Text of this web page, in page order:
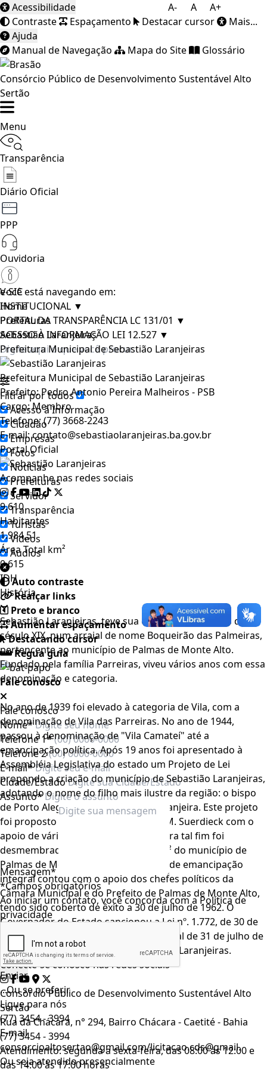
A- A A+
Acessibilidade
Contraste
Espaçamento Destacar cursor
Mais...
Ajuda
Manual de Navegação
Mapa do Site Glossário
Consórcio Público de Desenvolvimento Sustentável Alto
Sertão
Menu
Transparência
Diário Oficial
PPP
Ouvidoria
e-SIC
INSTITUCIONAL ▼
PORTAL DA TRANSPARÊNCIA LC 131/01 ▼
ACESSO À INFORMAÇÃO LEI 12.527 ▼
Filtrar por todos
Acesso à Informação
Cidadão
Empresas
Fotos
Notícias
Prefeituras
Servidor
Transparência
Turistas
Videos
Áudios
Auto contraste
Realçar links
Preto e branco
Aumentar espaçamento
Destacando cursor
Regua guia
Fale conosco
Fale conosco
Nome*
Telefone 1*
Telefone 2
E-mail*
Cidade/Estado
Assunto*
Mensagem*
*Campos obrigatórios
Ao iniciar um contato, você concorda com aPolítica de
privacidade
...Ou se preferir
Ligue para nós
(77) 3454 - 3994
E-mail
consorcioaltosertao@gmail.com/licitacao.cds@gmail.
Ou seja atendido presencialmente
Você está navegando em:
Home
Prefeituras
Sebastião Laranjeiras
Prefeitura Municipal de Sebastião Laranjeiras
Prefeitura Municipal de Sebastião Laranjeiras
Prefeito:Pedro Antonio Pereira Malheiros - PSB
Cargo:Membro
Telefone:(77) 3668-2243
E-mail:contato@sebastiaolaranjeiras.ba.gov.br
Portal Oficial
Acompanhe nas redes sociais
9.610
Habitantes
1.984,51
Área Total km²
0,615
IDH
História
Sebastião Laranjeiras, teve sua origem nos meados do
século XIX, num arraial de nome Boqueirão das Palmeiras,
pertencente ao município de Palmas de Monte Alto.
Fundado pela família Parreiras, viveu vários anos com essa
denominação e categoria.
No ano de 1939 foi elevado à categoria de Vila, com a
denominação de Vila das Parreiras. No ano de 1944,
passou à denominação de "Vila Camateí" até a
emancipação política. Após 19 anos foi apresentado à
Assembléia Legislativa do estado um Projeto de Lei
propondo a criação do município de Sebastião Laranjeiras,
adotando o nome do filho mais ilustre da região: o bispo
de Porto Alegre D. Sebastião Dias Laranjeira. Este projeto
foi proposto pelo Deputado Nicolau M. Suerdieck com o
apoio de vários outros deputados. Para tal fim foi
desmembrada uma área de 1.854 km² do município de
Palmas de Monte Alto. Esta proposta de emancipação
integral contou com o apoio dos chefes políticos da
Câmara Municipal e do Prefeito de Palmas de Monte Alto,
tendo sido coberto de êxito a 30 de julho de 1962. O
Governador do Estado sancionou a Lei nº. 1.772, de 30 de
julho de 1962, publicada no Diário Oficial de 31 de julho de
1962, criando o município de Sebastião Laranjeiras.
Conecte-se conosco nas redes sociais
Consórcio Público de Desenvolvimento Sustentável Alto
Sertão
Rua da Chácara, n° 294, Bairro Chácara - Caetité - Bahia
(77) 3454 - 3994
Atendimento: segunda a sexta-feira, das 08:00 às 12:00 e
das 14:00 às 17:00 horas